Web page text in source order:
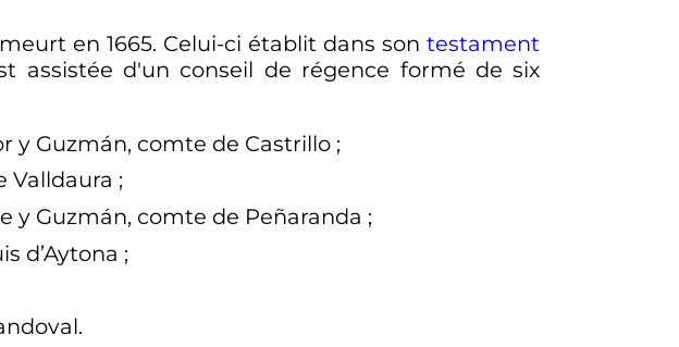
en 1665. Celui-ci établit dans sontestament
assistée d'un conseil de régence formé de six
y Guzmán, comte de Castrillo ;
Valldaura ;
y Guzmán, comte de Peñaranda ;
d’Aytona ;